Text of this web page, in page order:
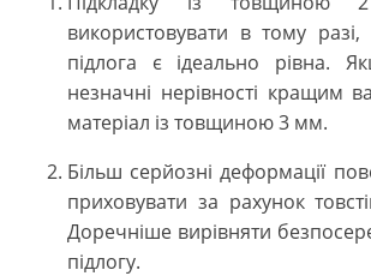
використовувати в тому
підлога є ідеально рівна.
незначні нерівності кращим
матеріал із товщиною 3 мм.
Більш серйозні деформації
приховувати за рахунок
Доречніше вирівняти
підлогу.